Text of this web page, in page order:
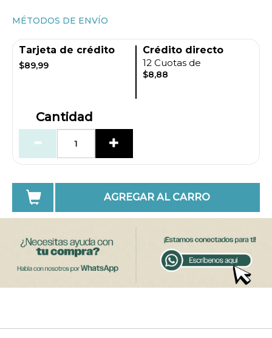
MÉTODOS DE ENVÍO
Tarjeta de crédito
$89,99
Crédito directo
12 Cuotas de
$8,88
Cantidad
AGREGAR AL CARRO